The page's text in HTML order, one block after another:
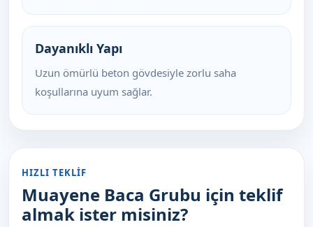
Dayanıklı Yapı
Uzun ömürlü beton gövdesiyle zorlu saha
koşullarına uyum sağlar.
HIZLI TEKLIF
Muayene Baca Grubu için teklif
almak ister misiniz?